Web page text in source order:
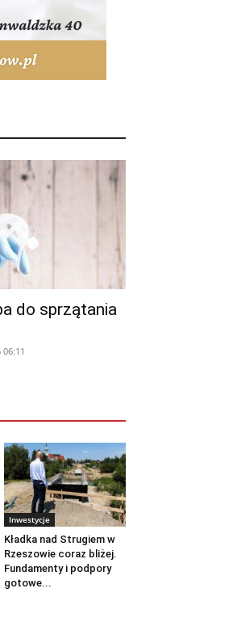
do sprzątania
Inwestycje
Kładka nad Strugiem w
Rzeszowie coraz bliżej.
Fundamenty i podpory
gotowe...